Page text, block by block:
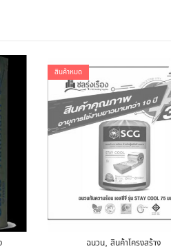
สินค้าหมด
ฉนวน, สินค้าโครงสร้าง